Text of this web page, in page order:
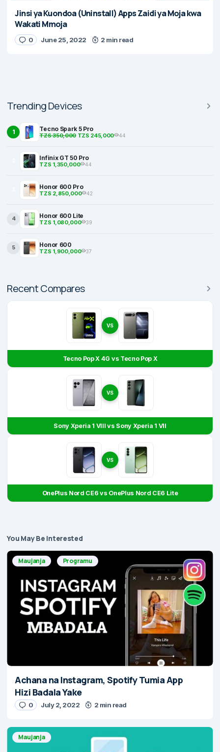
Jinsi ya Kuondoa (Uninstall) Apps Zaidi ya Moja kwa
Wakati Mmoja
0 June 25, 2022 2 min read
Trending Devices
1 Tecno Spark 5 Pro
TZS 350,000TZS 245,000 44
Infinix GT 50 Pro
TZS 1,350,000 44
Honor 600 Pro
TZS 2,850,000 42
4 Honor 600 Lite
TZS 1,080,000 39
5 Honor 600
TZS 1,900,000 37
Recent Compares
VS
Tecno Pop X 4G vs Tecno Pop X
VS
Sony Xperia 1 VIII vs Sony Xperia 1 VII
VS
OnePlus Nord CE6 vs OnePlus Nord CE6 Lite
You May Be Interested
Maujanja Programu
Achana na Instagram, Spotify Tumia App
Hizi Badala Yake
0 July 2, 2022 2 min read
Maujanja